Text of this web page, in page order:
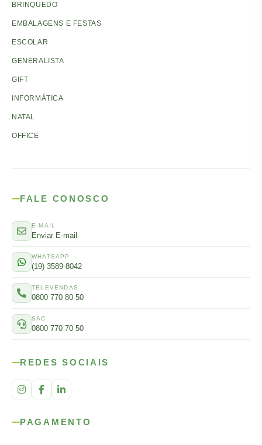
BRINQUEDO
EMBALAGENS E FESTAS
ESCOLAR
GENERALISTA
GIFT
INFORMÁTICA
NATAL
OFFICE
FALE CONOSCO
E-MAIL
Enviar E-mail
WHATSAPP
(19) 3589-8042
TELEVENDAS
0800 770 80 50
SAC
0800 770 70 50
REDES SOCIAIS
PAGAMENTO